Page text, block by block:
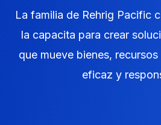
La familia de Rehrig Pacific
la capacita para crear
que mueve bienes,
eficaz y